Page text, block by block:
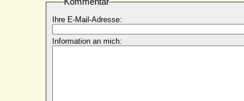
Ihre E-Mail-Adresse:
Information an mich: